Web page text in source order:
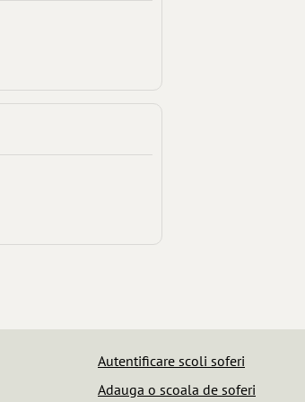
Autentificare scoli soferi
Adauga o scoala de soferi